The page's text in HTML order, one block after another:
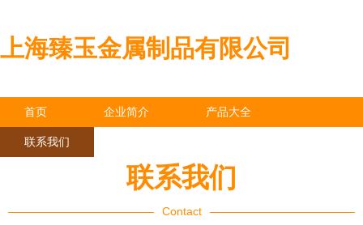
上海臻玉金属制品有限公司
首页 企业简介 产品大全
联系我们
联系我们
Contact